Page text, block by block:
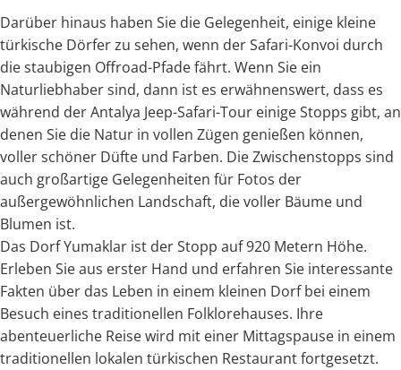
Darüber hinaus haben Sie die Gelegenheit, einige kleine
türkische Dörfer zu sehen, wenn der Safari-Konvoi durch
die staubigen Offroad-Pfade fährt. Wenn Sie ein
Naturliebhaber sind, dann ist es erwähnenswert, dass es
während der Antalya Jeep-Safari-Tour einige Stopps gibt, an
denen Sie die Natur in vollen Zügen genießen können,
voller schöner Düfte und Farben. Die Zwischenstopps sind
auch großartige Gelegenheiten für Fotos der
außergewöhnlichen Landschaft, die voller Bäume und
Blumen ist.
Das Dorf Yumaklar ist der Stopp auf 920 Metern Höhe.
Erleben Sie aus erster Hand und erfahren Sie interessante
Fakten über das Leben in einem kleinen Dorf bei einem
Besuch eines traditionellen Folklorehauses. Ihre
abenteuerliche Reise wird mit einer Mittagspause in einem
traditionellen lokalen türkischen Restaurant fortgesetzt.